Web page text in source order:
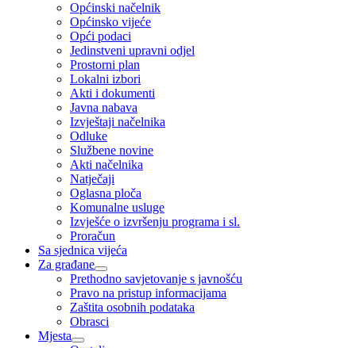
Općinski načelnik
Općinsko vijeće
Opći podaci
Jedinstveni upravni odjel
Prostorni plan
Lokalni izbori
Akti i dokumenti
Javna nabava
Izvještaji načelnika
Odluke
Službene novine
Akti načelnika
Natječaji
Oglasna ploča
Komunalne usluge
Izvješće o izvršenju programa i sl.
Proračun
Sa sjednica vijeća
Za građane
Prethodno savjetovanje s javnošću
Pravo na pristup informacijama
Zaštita osobnih podataka
Obrasci
Mjesta